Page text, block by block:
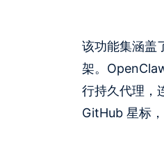
该功能集涵盖
架。
行持久代理，
GitHub 星标